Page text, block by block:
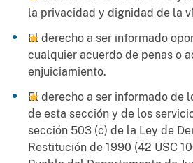
la privacidad y dignidad de la
El derecho a ser informado
cualquier acuerdo de penas o
enjuiciamiento.
El derecho a ser informado de
de esta sección y de los
sección 503 (c) de la Ley de
Restitución de 1990 (42 USC